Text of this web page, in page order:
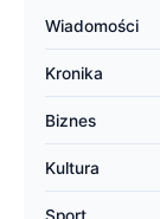
Wiadomości
Kronika
Biznes
Kultura